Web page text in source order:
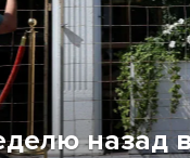
назад